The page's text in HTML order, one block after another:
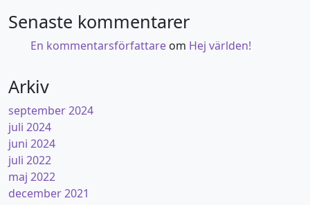
Senaste kommentarer
En kommentarsförfattare om Hej världen!
Arkiv
september 2024
juli 2024
juni 2024
juli 2022
maj 2022
december 2021